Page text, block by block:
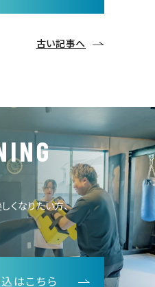
古い記事へ
くなりたい方、
はこちら